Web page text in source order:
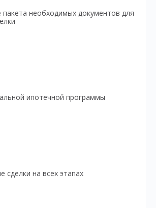
необходимых документов для
ипотечной программы
сделки на всех этапах